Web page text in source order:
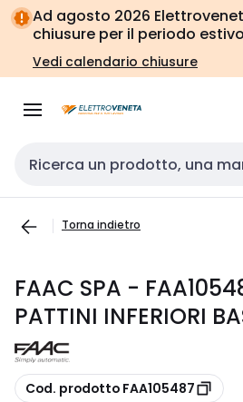
Vai alla
navigazione
Vai
alla
pagina
Ad agosto 2026
chiusure per il periodo
Vedi calendario chiusure
Cerca input
Torna indietro
FAAC SPA -
PATTINI INFERIORI
copia
Cod. prodotto FAA105487